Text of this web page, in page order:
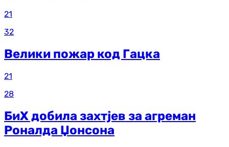
21
32
Велики пожар код Гацка
21
28
БиХ добила захтјев за агреман
Роналда Џонсона